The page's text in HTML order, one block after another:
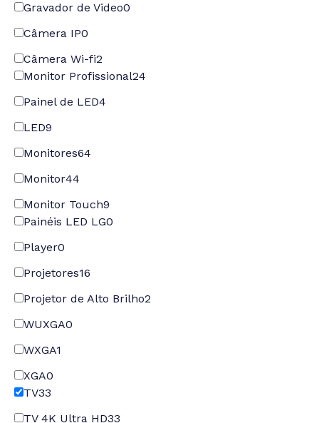
Gravador de Video0
Câmera IP0
Câmera Wi-fi2
Monitor Profissional24
Painel de LED4
LED9
Monitores64
Monitor44
Monitor Touch9
Painéis LED LG0
Player0
Projetores16
Projetor de Alto Brilho2
WUXGA0
WXGA1
XGA0
TV33
TV 4K Ultra HD33